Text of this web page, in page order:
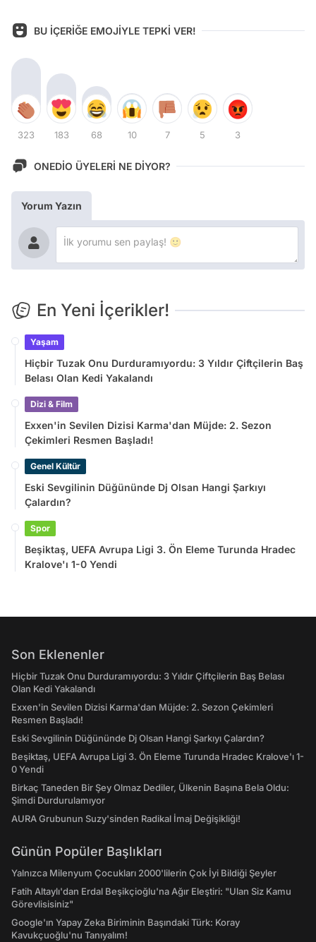
BU İÇERİĞE EMOJİYLE TEPKİ VER!
323 183 68 10 7 5 3
ONEDİO ÜYELERİ NE DİYOR?
Yorum Yazın
En Yeni İçerikler!
Yaşam
Hiçbir Tuzak Onu Durduramıyordu: 3 Yıldır Çiftçilerin Baş
Belası Olan Kedi Yakalandı
Dizi & Film
Exxen'in Sevilen Dizisi Karma'dan Müjde: 2. Sezon
Çekimleri Resmen Başladı!
Genel Kültür
Eski Sevgilinin Düğününde Dj Olsan Hangi Şarkıyı
Çalardın?
Spor
Beşiktaş, UEFA Avrupa Ligi 3. Ön Eleme Turunda Hradec
Kralove'ı 1-0 Yendi
Son Eklenenler
Hiçbir Tuzak Onu Durduramıyordu: 3 Yıldır Çiftçilerin Baş Belası
Olan Kedi Yakalandı
Exxen'in Sevilen Dizisi Karma'dan Müjde: 2. Sezon Çekimleri
Resmen Başladı!
Eski Sevgilinin Düğününde Dj Olsan Hangi Şarkıyı Çalardın?
Beşiktaş, UEFA Avrupa Ligi 3. Ön Eleme Turunda Hradec Kralove'ı 1-
0 Yendi
Birkaç Taneden Bir Şey Olmaz Dediler, Ülkenin Başına Bela Oldu:
Şimdi Durdurulamıyor
AURA Grubunun Suzy'sinden Radikal İmaj Değişikliği!
Günün Popüler Başlıkları
Yalnızca Milenyum Çocukları 2000'lilerin Çok İyi Bildiği Şeyler
Fatih Altaylı'dan Erdal Beşikçioğlu'na Ağır Eleştiri: "Ulan Siz Kamu
Görevlisisiniz"
Google'ın Yapay Zeka Biriminin Başındaki Türk: Koray
Kavukçuoğlu'nu Tanıyalım!